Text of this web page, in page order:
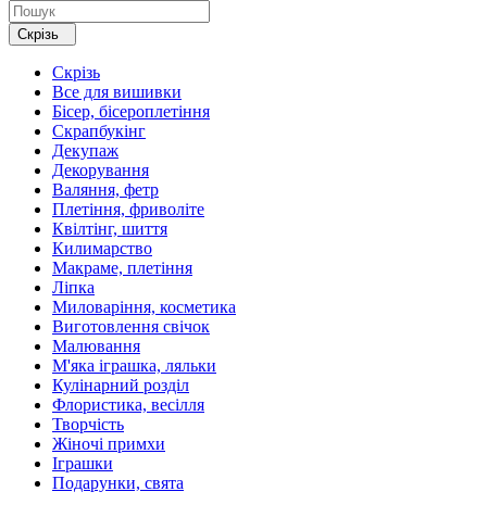
Скрізь
Скрізь
Все для вишивки
Бісер, бісероплетіння
Скрапбукінг
Декупаж
Декорування
Валяння, фетр
Плетіння, фриволіте
Квілтінг, шиття
Килимарство
Макраме, плетіння
Ліпка
Миловаріння, косметика
Виготовлення свічок
Малювання
М'яка іграшка, ляльки
Кулінарний розділ
Флористика, весілля
Творчість
Жіночі примхи
Іграшки
Подарунки, свята